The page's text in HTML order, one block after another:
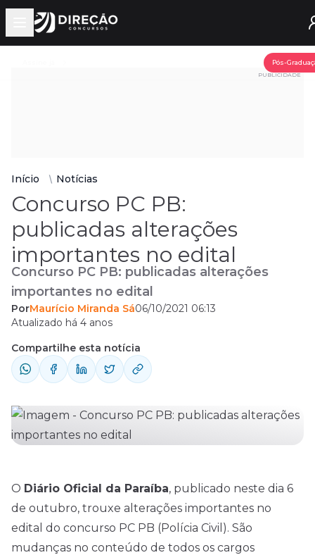
Open main menu
Pós-
PUBLICIDADE
Início Notícias
Concurso PC PB:
publicadas alterações
importantes no edital
Concurso PC PB: publicadas alterações
importantes no edital
PorMaurício Miranda Sá06/10/2021 06:13
Atualizado há 4 anos
Compartilhe esta notícia
O Diário Oficial da Paraíba, publicado neste dia 6
de outubro, trouxe alterações importantes no
edital do concurso PC PB (Polícia Civil). São
mudanças no conteúdo de todos os cargos